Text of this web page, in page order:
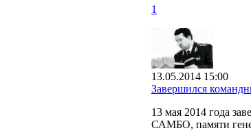
1
13.05.2014 15:00
Завершился
13 мая 2014 года
САМБО, памяти